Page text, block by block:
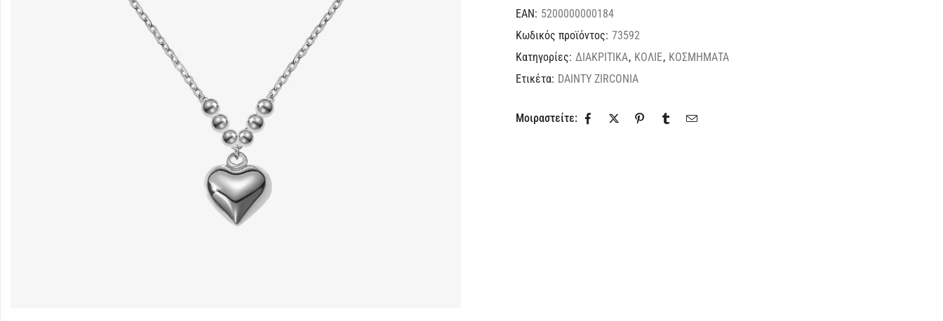
EAN: 5200000000184
Κωδικός προϊόντος: 73592
Κατηγορίες: ΔΙΑΚΡΙΤΙΚΑ, ΚΟΛΙΕ, ΚΟΣΜΗΜΑΤΑ
Ετικέτα: DAINTY ZIRCONIA
Μοιραστείτε: